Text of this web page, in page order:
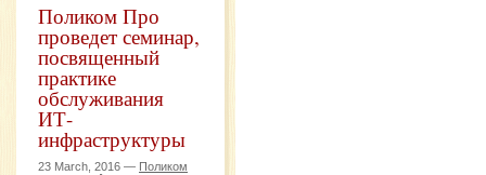
Поликом Про
проведет семинар,
посвященный
практике
обслуживания
ИТ-
инфраструктуры
23 March, 2016 — Поликом